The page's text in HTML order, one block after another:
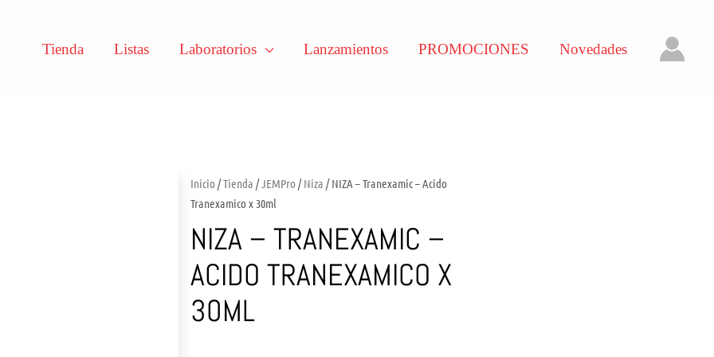
Tienda Listas Laboratorios Lanzamientos PROMOCIONES Novedades
Inicio /Tienda /JEMPro /Niza / NIZA – Tranexamic – Acido
Tranexamico x 30ml
NIZA – TRANEXAMIC –
ACIDO TRANEXAMICO X
30ML